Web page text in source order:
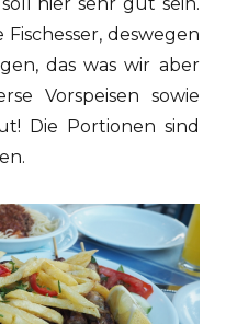
hier sehr gut sein.
deswegen
das was wir aber
Vorspeisen sowie
Die Portionen sind